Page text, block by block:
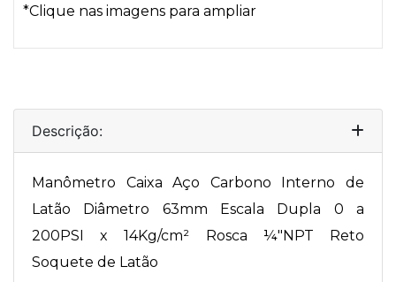
*Clique nas imagens para ampliar
Descrição:
Manômetro Caixa Aço Carbono Interno de
Latão Diâmetro 63mm Escala Dupla 0 a
200PSI x 14Kg/cm² Rosca ¼"NPT Reto
Soquete de Latão